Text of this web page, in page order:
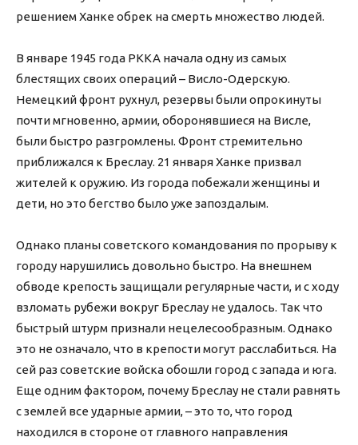
решением Ханке обрек на смерть множество людей.
В январе 1945 года РККА начала одну из самых
блестящих своих операций – Висло-Одерскую.
Немецкий фронт рухнул, резервы были опрокинуты
почти мгновенно, армии, оборонявшиеся на Висле,
были быстро разгромлены. Фронт стремительно
приближался к Бреслау. 21 января Ханке призвал
жителей к оружию. Из города побежали женщины и
дети, но это бегство было уже запоздалым.
Однако планы советского командования по прорыву к
городу нарушились довольно быстро. На внешнем
обводе крепость защищали регулярные части, и с ходу
взломать рубежи вокруг Бреслау не удалось. Так что
быстрый штурм признали нецелесообразным. Однако
это не означало, что в крепости могут расслабиться. На
сей раз советские войска обошли город с запада и юга.
Еще одним фактором, почему Бреслау не стали равнять
с землей все ударные армии, – это то, что город
находился в стороне от главного направления